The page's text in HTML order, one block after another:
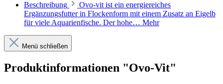
Beschreibung
Ovo-vit ist ein energiereiches
Ergänzungsfutter in Flockenform mit einem Zusatz an Eigelb
für viele Aquarienfische. Der hohe… Mehr
Menü schließen
Produktinformationen "Ovo-Vit"